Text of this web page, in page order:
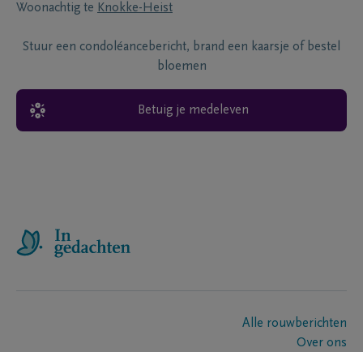
Woonachtig te Knokke-Heist
Stuur een condoléancebericht, brand een kaarsje of bestel
bloemen
Betuig je medeleven
Alle rouwberichten
Over ons